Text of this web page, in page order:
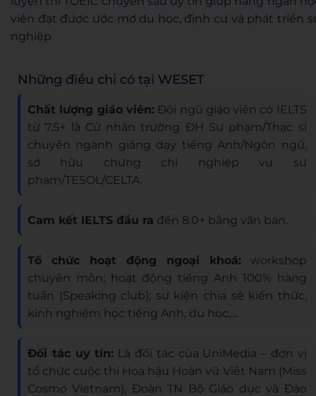
viên đạt được ước mơ du học, định cư và phát triển
nghiệp
Những điều chỉ có tại WESET
Chất lượng giáo viên:Đội ngũ giáo viên có IELTS
từ 7.5+ là Cử nhân trường ĐH Sư phạm/Thạc sĩ
chuyên ngành giảng dạy tiếng Anh/Ngôn ngữ,
sở hữu chứng chỉ nghiệp vụ sư
phạm/TESOL/CELTA.
Cam kết IELTS đầu ra đến 8.0+ bằng văn bản.
Tổ chức hoạt động ngoại khoá:workshop
chuyên môn; hoạt động tiếng Anh 100% hàng
tuần (Speaking club); sự kiện chia sẻ kiến thức,
kinh nghiệm học tiếng Anh, du học,…
Đối tác uy tín: Là đối tác của UniMedia – đơn vị
tổ chức cuộc thi Hoa hậu Hoàn vũ Việt Nam (Miss
Cosmo Vietnam), Đoàn TN Bộ Giáo dục và Đào